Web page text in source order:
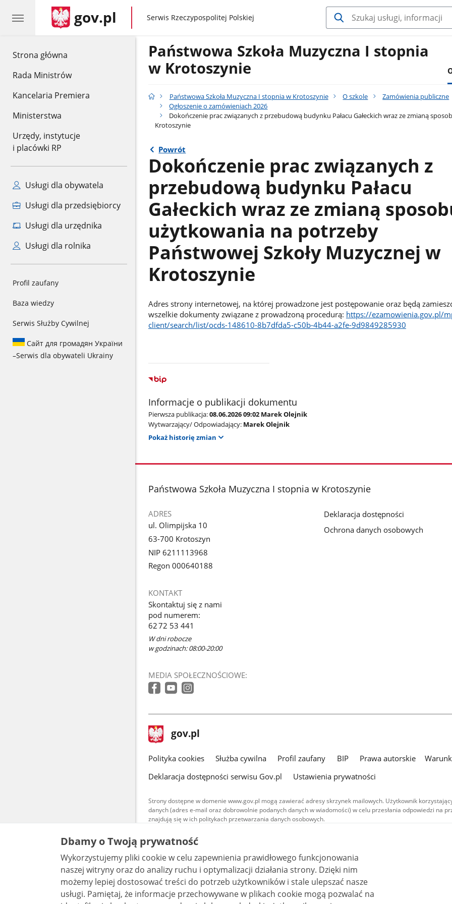
Strona główna
Rada Ministrów
Kancelaria Premiera
Ministerstwa
Urzędy, instytucje
i placówki RP
Usługi dla obywatela
Usługi dla przedsiębiorcy
Usługi dla urzędnika
Usługi dla rolnika
Profil zaufany
Baza wiedzy
Serwis Służby Cywilnej
Сайт для громадян України
–Serwis dla obywateli Ukrainy
gov.pl gov.pl
Serwis Rzeczypospolitej Polskiej
Państwowa Szkoła Muzyczna I stopnia
w Krotoszynie
Państwowa Szkoła Muzyczna I stopnia w Krotoszynie O szkole Zamówienia publiczne
Ogłoszenie o zamówieniach 2026
Dokończenie prac związanych z przebudową budynku Pałacu Gałeckich wraz ze zmianą
Krotoszynie
Powrót
Dokończenie prac związanych z
przebudową budynku Pałacu
Gałeckich wraz ze zmianą
użytkowania na potrzeby
Państwowej Szkoły Muzycznej w
Krotoszynie
Adres strony internetowej, na której prowadzone jest postępowanie oraz będą
wszelkie dokumenty związane z prowadzoną procedurą: https://ezamowienia.gov.pl/
client/search/list/ocds-148610-8b7dfda5-c50b-4b44-a2fe-9d9849285930
Informacje o publikacji dokumentu
Pierwsza publikacja:08.06.2026 09:02 Marek Olejnik
Wytwarzający/ Odpowiadający: Marek Olejnik
Pokaż historię zmian
stopka
Państwowa Szkoła Muzyczna I stopnia w Krotoszynie
ADRES
ul. Olimpijska 10
63-700 Krotoszyn
NIP 6211113968
Regon 000640188
KONTAKT
Skontaktuj się z nami
pod numerem:
62 72 53 441
W dni robocze
w godzinach: 08:00-20:00
MEDIA SPOŁECZNOŚCIOWE:
Deklaracja dostępności
Ochrona danych osobowych
stopka
gov.pl Strona
gov.pl
gov.pl
Polityka cookies Służba cywilna Profil zaufany BIP Prawa autorskie
Deklaracja dostępności serwisu Gov.pl
Ustawienia prywatności
Strony dostępne w domenie www.gov.pl mogą zawierać adresy skrzynek mailowych. Użytkownik
danych (adres e-mail oraz dobrowolnie podanych danych w wiadomości) w celu przesłania odpowiedzi na
znajdują się w ich politykach przetwarzania danych osobowych.
Treści tekstowe publikowane w serwisie (z wyłączeniem treści audiowizualnych), są
udostępniane na licencji typu Creative Commons: uznanie autorstwa - na tych samych
warunkach 4.0 (CC BY-SA 4.0). Materiały audiowizualne, w tym zdjęcia, materiały audio i wideo,
są udostępniane na licencji typu Creative Commons: uznanie autorstwa użycie niekomercyjne -
bez utworów zależnych 4.0 (CC BY-NC-ND 4.0), o ile nie jest to stwierdzone inaczej.
Dbamy o Twoją prywatność
Wykorzystujemy pliki cookie w celu zapewnienia prawidłowego funkcjonowania
naszej witryny oraz do analizy ruchu i optymalizacji działania strony. Dzięki nim
możemy lepiej dostosować treści do potrzeb użytkowników i stale ulepszać nasze
usługi. Pamiętaj, że informacje przechowywane w plikach cookie mogą pozwalać na